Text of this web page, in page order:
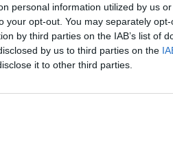
personal information utilized by us
your opt-out. You may separately
by third parties on the IAB’s list of
by us to third parties on the
it to other third parties.
complessivo di 341.380 euro